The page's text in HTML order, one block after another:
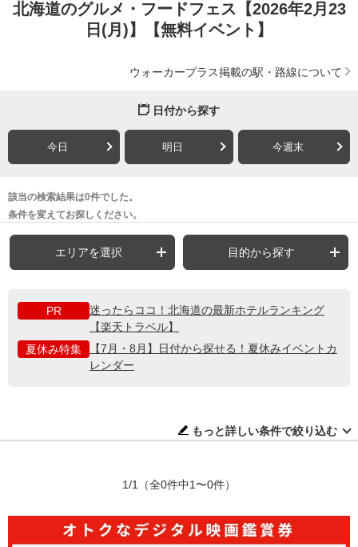
北海道のグルメ・フードフェス【2026年2月23
日(月)】【無料イベント】
ウォーカープラス掲載の駅・路線について
日付から探す
今日 明日 今週末
該当の検索結果は0件でした。
条件を変えてお探しください。
エリアを選択 目的から探す
PR
迷ったらココ！北海道の最新ホテルランキング
【楽天トラベル】
夏休み特集
【7月・8月】日付から探せる！夏休みイベントカ
レンダー
もっと詳しい条件で絞り込む
1/1 （全0件中1〜0件）